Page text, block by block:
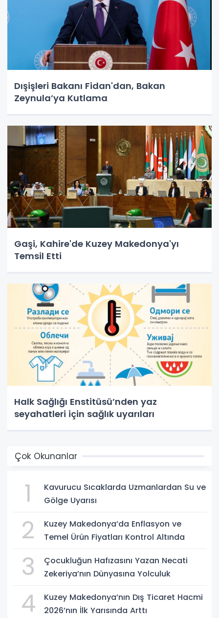
Dışişleri Bakanı Fidan'dan, Bakan
Zeynula’ya Kutlama
Gaşi, Kahire'de Kuzey Makedonya'yı
Temsil Etti
Halk Sağlığı Enstitüsü’nden yaz
seyahatleri için sağlık uyarıları
Çok Okunanlar
1
Kavurucu Sıcaklarda Uzmanlardan Su ve
Gölge Uyarısı
2
Kuzey Makedonya’da Enflasyon ve
Temel Ürün Fiyatları Kontrol Altında
3
Çocukluğun Hafızasını Yazan Necati
Zekeriya’nın Dünyasına Yolculuk
4
Kuzey Makedonya’nın Dış Ticaret Hacmi
2026’nın İlk Yarısında Arttı